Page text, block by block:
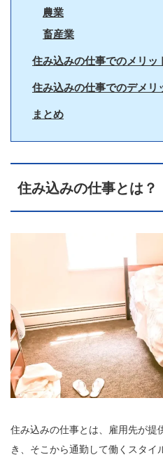
農業
畜産業
住み込みの仕事でのメリッ
住み込みの仕事でのデメリ
まとめ
住み込みの仕事とは？
住み込みの仕事とは、雇用先が提
き、そこから通勤して働くスタイ